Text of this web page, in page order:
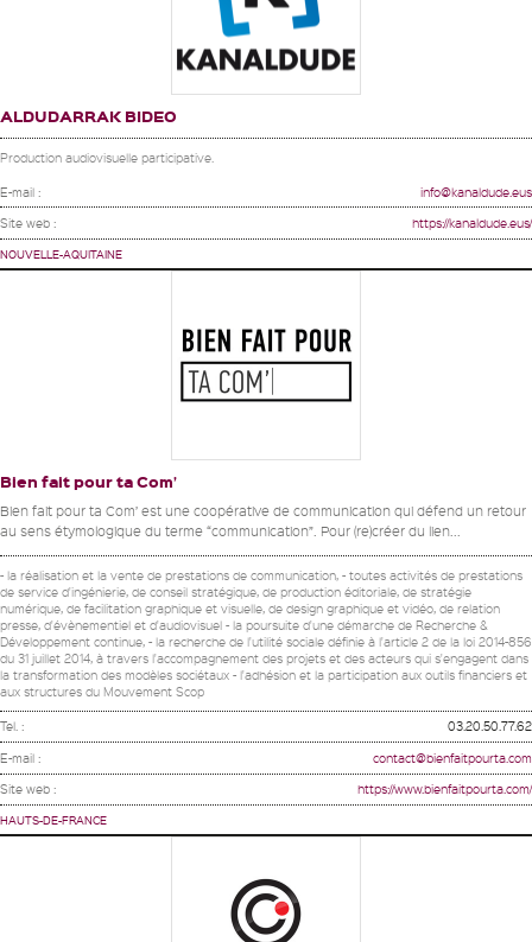
ALDUDARRAK BIDEO
Production audiovisuelle participative.
E-mail : info@kanaldude.eus
Site web : https://kanaldude.eus/
NOUVELLE-AQUITAINE
Bien fait pour ta Com’
Bien fait pour ta Com’ est une coopérative de communication qui défend un retour
au sens étymologique du terme “communication”. Pour (re)créer du lien...
- la réalisation et la vente de prestations de communication, - toutes activités de prestations
de service d'ingénierie, de conseil stratégique, de production éditoriale, de stratégie
numérique, de facilitation graphique et visuelle, de design graphique et vidéo, de relation
presse, d'évènementiel et d'audiovisuel - la poursuite d'une démarche de Recherche &
Développement continue, - la recherche de l'utilité sociale définie à l'article 2 de la loi 2014-856
du 31 juillet 2014, à travers l'accompagnement des projets et des acteurs qui s'engagent dans
la transformation des modèles sociétaux - l'adhésion et la participation aux outils financiers et
aux structures du Mouvement Scop
Tel. : 03.20.50.77.62
E-mail : contact@bienfaitpourta.com
Site web : https://www.bienfaitpourta.com/
HAUTS-DE-FRANCE